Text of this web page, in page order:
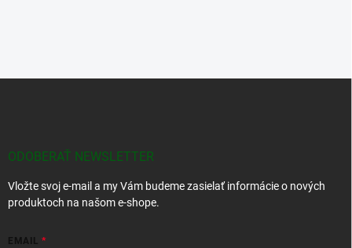
ODOBERAŤ NEWSLETTER
Vložte svoj e-mail a my Vám budeme zasielať informácie o nových
produktoch na našom e-shope.
EMAIL